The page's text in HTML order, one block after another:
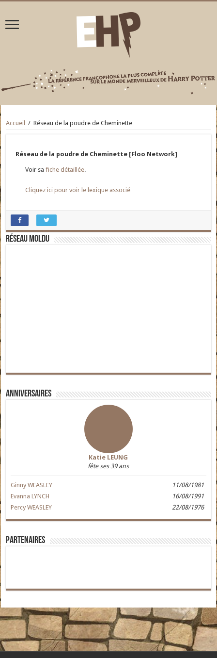
Accueil / Réseau de la poudre de Cheminette
Réseau de la poudre de Cheminette [Floo Network]
Voir safiche détaillée.
Cliquez ici pour voir le lexique associé
Réseau moldu
Anniversaires
Katie LEUNG
fête ses 39 ans
Ginny WEASLEY
11/08/1981
Evanna LYNCH
16/08/1991
Percy WEASLEY
22/08/1976
Partenaires